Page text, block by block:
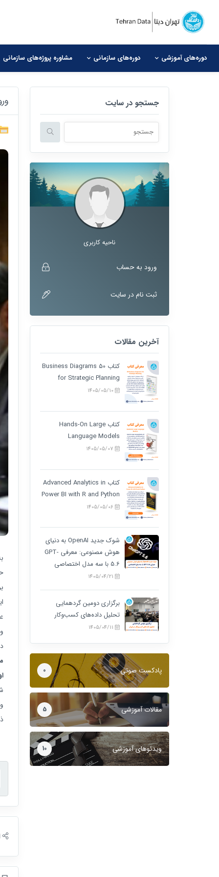
دوره‌های آموزشی دوره‌های سازمانی مشاوره‌ پروژه‌های سازمانی
جستجو در سایت
ناحیه کاربری
ورود به حساب
ثبت نام در سایت
آخرین مقالات
کتاب 50 Business Diagrams
for Strategic Planning
کتاب Hands-On Large
Language Models
کتاب Advanced Analytics in
Power BI with R and Python
شوک جدید OpenAI به دنیای
هوش مصنوعی: معرفی GPT-
5.6 با سه مدل اختصاصی
برگزاری دومین گردهمایی
تحلیل داده‌های کسب‌وکار
پادکست صوتی 0
مقالات آموزشی 5
ویدئوهای آموزشی 10